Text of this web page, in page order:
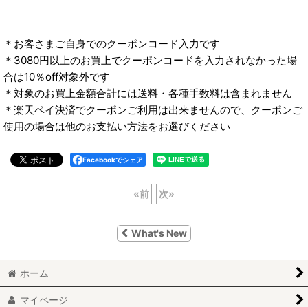
＊お客さまご自身でのクーポンコード入力です
＊3080円以上のお買上でクーポンコードを入力されなかった場
合は10％off対象外です
＊対象のお買上金額合計には送料・各種手数料は含まれません
＊楽天ペイ決済でクーポンご利用は出来ませんので、クーポンご
使用の場合は他のお支払い方法をお選びください
Facebookでシェア
«前 次»
What's New
ホーム
マイページ